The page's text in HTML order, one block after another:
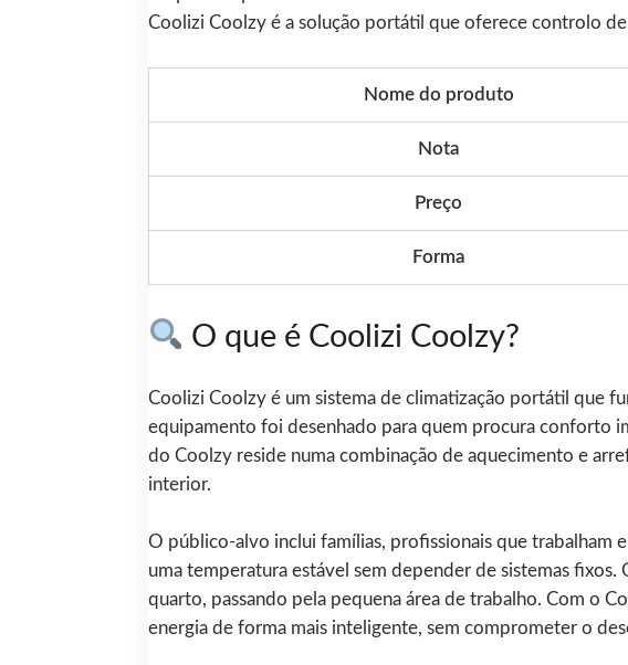
Coolizi Coolzy é a solução portátil que oferece controlo
Nome do produto
Nota
Preço
Forma
O que é Coolizi Coolzy?
Coolizi Coolzy é um sistema de climatização portátil que
equipamento foi desenhado para quem procura conforto
do Coolzy reside numa combinação de aquecimento e
interior.
O público-alvo inclui famílias, profissionais que trabalham
uma temperatura estável sem depender de sistemas
quarto, passando pela pequena área de trabalho. Com o
energia de forma mais inteligente, sem comprometer o